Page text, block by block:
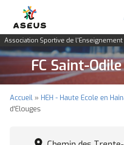
Aller
contenu
principal
Association Sportive de
FC Saint-
Fil
Accueil HEH - Haute Ecole en
d'Elouges